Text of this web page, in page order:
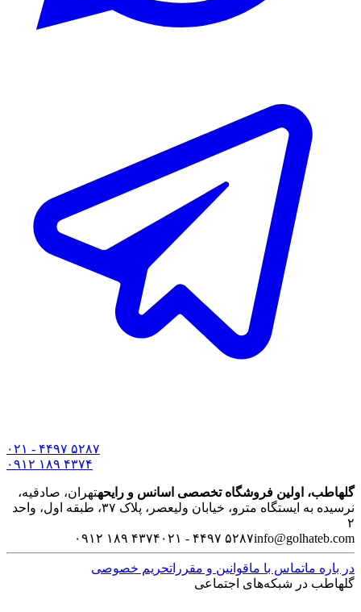
۰۲۱ - ۴۴۹۷ ۵۲۸۷
۰۹۱۲ ۱۸۹ ۴۳۷۴
گلهاطب، اولین فروشگاه تخصصی اسانس و رایحهتهران، صادقیه،
نرسیده به ایستگاه مترو، خیابان ولیعصر، پلاک ۳۷، طبقه اول، واحد
۲
info@golhateb.com۰۲۱ - ۴۴۹۷ ۵۲۸۷ ۰۹۱۲ ۱۸۹ ۴۳۷۴
در باره ماتماس با ماقوانین و مقرراتحریم خصوصی
گلهاطب در شبکه‌های اجتماعی